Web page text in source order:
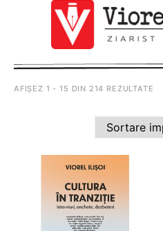
AFIȘEZ 1 - 15 DIN 214 REZULTATE